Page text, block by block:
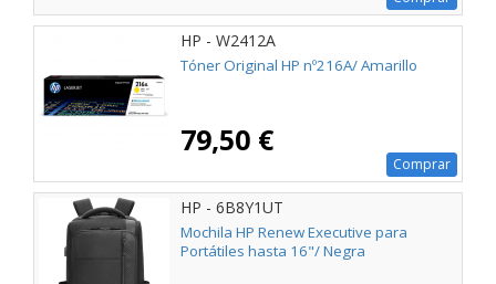
HP - W2412A
Tóner Original HP nº216A/ Amarillo
79,50 €
Comprar
HP - 6B8Y1UT
Mochila HP Renew Executive para
Portátiles hasta 16"/ Negra